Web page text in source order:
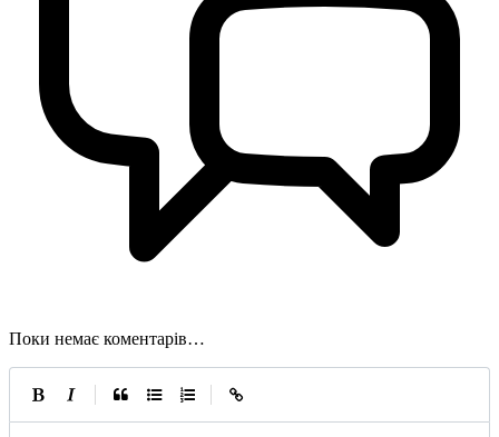
Поки немає коментарів…